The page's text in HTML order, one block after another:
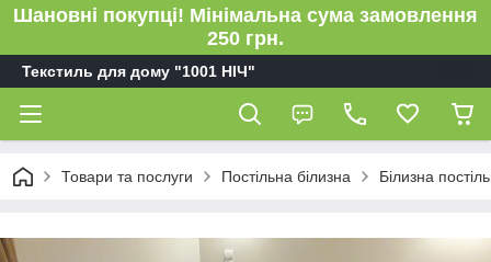
Шановні покупці! Мінімальна сума замовлення
250 грн.
Текстиль для дому "1001 НІЧ"
Товари та послуги Постільна білизна Білизна